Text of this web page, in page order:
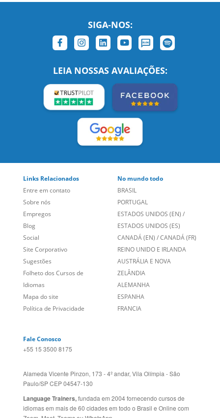
Entre em contato
Sobre nós
Empregos
Blog
Social
Site Corporativo
Sugestões
Folheto dos Cursos de
Idiomas
Mapa do site
Política de Privacidade
BRASIL
PORTUGAL
ESTADOS UNIDOS (EN)
ESTADOS UNIDOS (ES)
CANADÁ (EN)/CANADÁ (FR)
REINO UNIDO E IRLANDA
AUSTRÁLIA E NOVA
ZELÂNDIA
ALEMANHA
ESPANHA
FRANCIA
+55 15 3500 8175
Paulo/SP CEP 04547-130
Language Trainers,fundada em 2004 fornecendo cursos de
idiomas em mais de 60 cidades em todo o Brasil e Online com
Zoom, Meet, Teams ou WhatsApp.